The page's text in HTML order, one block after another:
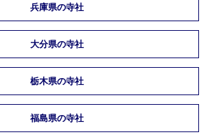
兵庫県の寺社
大分県の寺社
栃木県の寺社
福島県の寺社